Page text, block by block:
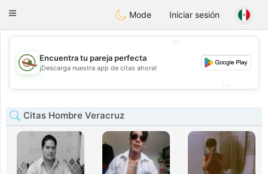
MexicoCitas
Toggle
Mode Iniciar sesión
💖
💕
Encuentra tu pareja perfecta
¡Descarga nuestra app de citas ahora!
Citas Hombre Veracruz